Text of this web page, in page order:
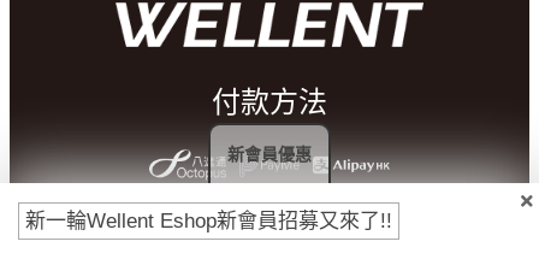
付款方法
新一輪Wellent Eshop新會員招募又來了!!
新會員優惠